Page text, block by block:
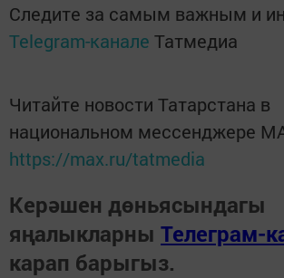
Следите за самым важным и
Telegram-канале Татмедиа
Читайте новости Татарстана в
национальном мессенджере
https://max.ru/tatmedia
Керәшен дөньясындагы
яңалыкларны Телеграм-
карап барыгыз.